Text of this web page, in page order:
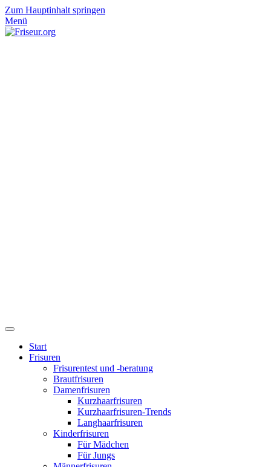
Zum Hauptinhalt springen
Menü
Start
Frisuren
Frisurentest und -beratung
Brautfrisuren
Damenfrisuren
Kurzhaarfrisuren
Kurzhaarfrisuren-Trends
Langhaarfrisuren
Kinderfrisuren
Für Mädchen
Für Jungs